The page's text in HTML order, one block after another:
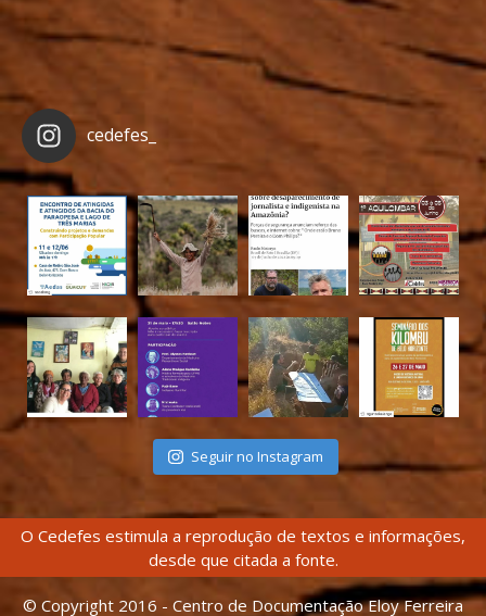
cedefes_
Seguir no Instagram
O Cedefes estimula a reprodução de textos e informações,
desde que citada a fonte.
© Copyright 2016 - Centro de Documentação Eloy Ferreira